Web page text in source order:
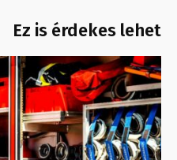
Ez is érdekes lehet